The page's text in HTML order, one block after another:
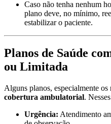
Caso não tenha nenhum
plano deve, no mínimo,
estabilizar o paciente.
Planos de Saúde
ou Limitada
Alguns planos, especialmente os
cobertura ambulatorial.
Urgência: Atendimento